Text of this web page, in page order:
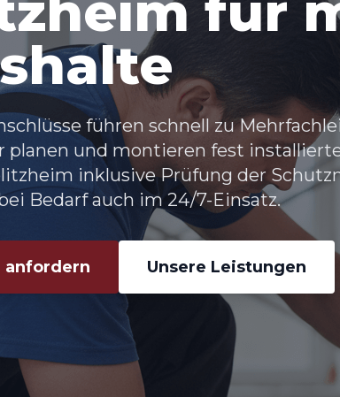
führen schnell zu
planen und montieren fest
inklusive Prüfung der
Bedarf auch im 24/7-Einsatz.
anfordern Unsere Leistungen